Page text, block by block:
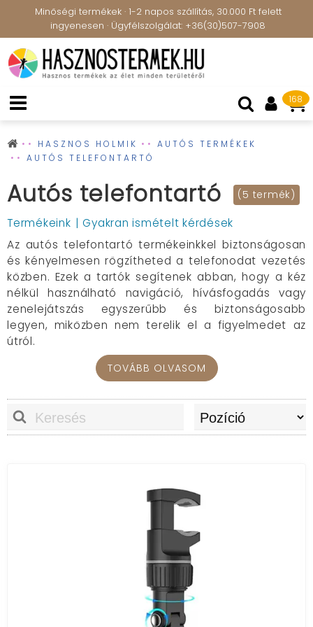
Minőségi termékek · 1-2 napos szállítás, 30.000 Ft felett
ingyenesen · Ügyfélszolgálat: +36(30)507-7908
168
HASZNOS HOLMIK
AUTÓS TERMÉKEK
AUTÓS TELEFONTARTÓ
Autós telefontartó (5 termék)
Termékeink
Gyakran ismételt kérdések
Az autós telefontartó termékeinkkel biztonságosan
és kényelmesen rögzítheted a telefonodat vezetés
közben. Ezek a tartók segítenek abban, hogy a kéz
nélkül használható navigáció, hívásfogadás vagy
zenelejátszás egyszerűbb és biztonságosabb
legyen, miközben nem terelik el a figyelmedet az
útról.
Mire használhatók az autós telefontartók?
telefonodat akár a műszerfalon, a szélvédőn vagy a
légbeömlő rácson. Használhatod őket navigációhoz,
biztonságosan elhelyezve van.
Típusok az autós telefontartók között
Mágneses telefontartók, amik erős mágnessel
biztosítják a telefon rögzítését.
Szélvédőre vagy műszerfalra rögzíthető karos
tartók, amik 360 fokban forgathatók.
Szellőzőrácsra szerelhető rugós vagy kampós
TOVÁBB OLVASOM